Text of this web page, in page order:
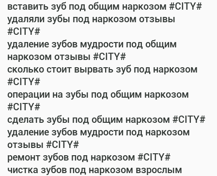
вставить зуб под общим наркозом #CITY#
удаляли зубы под наркозом отзывы
#CITY#
удаление зубов мудрости под общим
наркозом отзывы #CITY#
сколько стоит вырвать зуб под наркозом
#CITY#
операции на зубы под общим наркозом
#CITY#
сделать зубы под общим наркозом #CITY#
удаление зубов мудрости под наркозом
отзывы #CITY#
ремонт зубов под наркозом #CITY#
чистка зубов под наркозом взрослым